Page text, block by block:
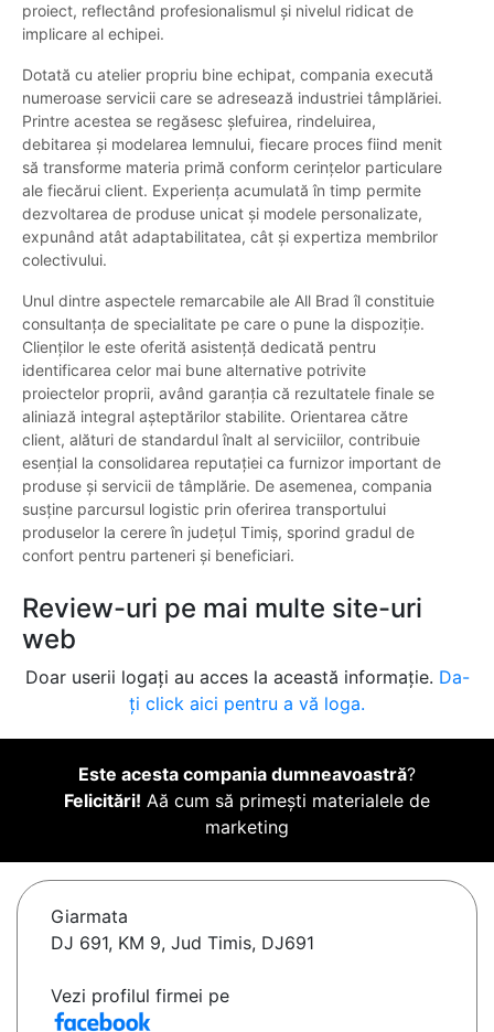
proiect, reflectând profesionalismul și nivelul ridicat de
implicare al echipei.
Dotată cu atelier propriu bine echipat, compania execută
numeroase servicii care se adresează industriei tâmplăriei.
Printre acestea se regăsesc șlefuirea, rindeluirea,
debitarea și modelarea lemnului, fiecare proces fiind menit
să transforme materia primă conform cerințelor particulare
ale fiecărui client. Experiența acumulată în timp permite
dezvoltarea de produse unicat și modele personalizate,
expunând atât adaptabilitatea, cât și expertiza membrilor
colectivului.
Unul dintre aspectele remarcabile ale All Brad îl constituie
consultanța de specialitate pe care o pune la dispoziție.
Clienților le este oferită asistență dedicată pentru
identificarea celor mai bune alternative potrivite
proiectelor proprii, având garanția că rezultatele finale se
aliniază integral așteptărilor stabilite. Orientarea către
client, alături de standardul înalt al serviciilor, contribuie
esențial la consolidarea reputației ca furnizor important de
produse și servicii de tâmplărie. De asemenea, compania
susține parcursul logistic prin oferirea transportului
produselor la cerere în județul Timiș, sporind gradul de
confort pentru parteneri și beneficiari.
Review-uri pe mai multe site-uri
web
Doar userii logați au acces la această informație. Da-
ți click aici pentru a vă loga.
Este acesta compania dumneavoastră?
Felicitări! Aă cum să primești materialele de
marketing
Giarmata
DJ 691, KM 9, Jud Timis, DJ691
Vezi profilul firmei pe